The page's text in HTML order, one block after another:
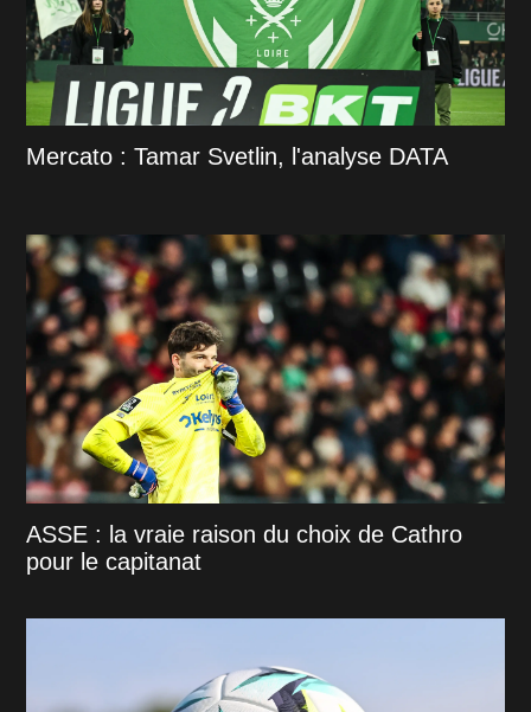
Mercato : Tamar Svetlin, l'analyse DATA
ASSE : la vraie raison du choix de Cathro
pour le capitanat